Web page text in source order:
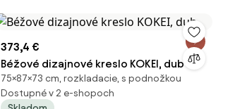
373,4 €
Béžové dizajnové kreslo KOKEI, dub
75×87×73 cm, rozkladacie, s podnožkou
Dostupné v 2 e-shopoch